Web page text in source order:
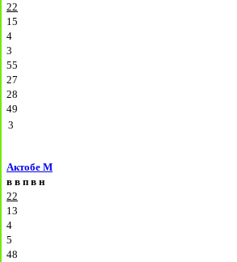
22
15
4
3
55
27
28
49
3
Актобе М
в в п в н
22
13
4
5
48